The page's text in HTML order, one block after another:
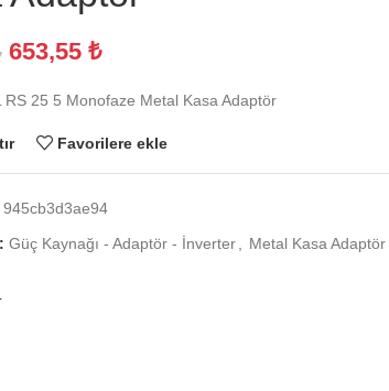
653,55 ₺
RS 25 5 Monofaze Metal Kasa Adaptör
Favorilere ekle
945cb3d3ae94
Güç Kaynağı - Adaptör - İnverter Metal Kasa Adaptör